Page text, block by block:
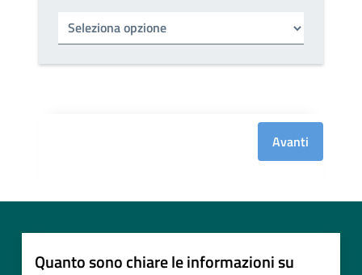
Tipo di ufficio
Avanti
Quanto sono chiare le informazioni su